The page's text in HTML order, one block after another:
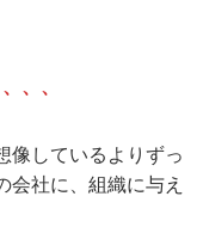
、、
像しているよりずっ
会社に、組織に与え